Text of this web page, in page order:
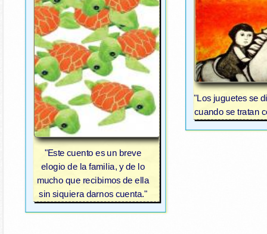
"Este cuento es un breve
elogio de la familia, y de lo
mucho que recibimos de ella
sin siquiera darnos cuenta."
"Los juguetes se
cuando se tratan